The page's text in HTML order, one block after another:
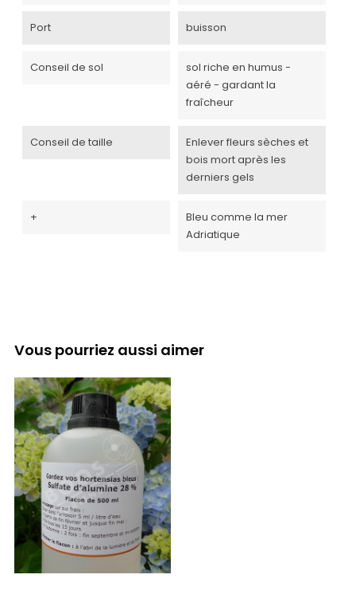
Port buisson
Conseil de sol
sol riche en humus -
aéré - gardant la
fraîcheur
Conseil de taille
Enlever fleurs sèches et
bois mort après les
derniers gels
+
Bleu comme la mer
Adriatique
Vous pourriez aussi aimer